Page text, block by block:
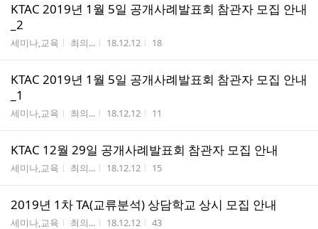
KTAC 2019년 1월 5일 공개사례발표회 참관자 모집 안내
_2
게시판명
세미나,교육 작성자
최의... 작성시간
18.12.12 조회수
18
KTAC 2019년 1월 5일 공개사례발표회 참관자 모집 안내
_1
게시판명
세미나,교육 작성자
최의... 작성시간
18.12.12 조회수
11
KTAC 12월 29일 공개사례발표회 참관자 모집 안내
게시판명
세미나,교육 작성자
최의... 작성시간
18.12.12 조회수
15
2019년 1차 TA(교류분석) 상담학교 상시 모집 안내
게시판명
세미나,교육 작성자
최의... 작성시간
18.12.12 조회수
43